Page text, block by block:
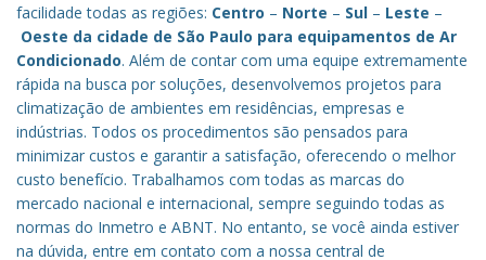
facilidade todas as regiões: Centro – Norte – Sul – Leste –
Oeste da cidade de São Paulo para equipamentos de Ar
Condicionado. Além de contar com uma equipe extremamente
rápida na busca por soluções, desenvolvemos projetos para
climatização de ambientes em residências, empresas e
indústrias. Todos os procedimentos são pensados para
minimizar custos e garantir a satisfação, oferecendo o melhor
custo benefício. Trabalhamos com todas as marcas do
mercado nacional e internacional, sempre seguindo todas as
normas do Inmetro e ABNT. No entanto, se você ainda estiver
na dúvida, entre em contato com a nossa central de